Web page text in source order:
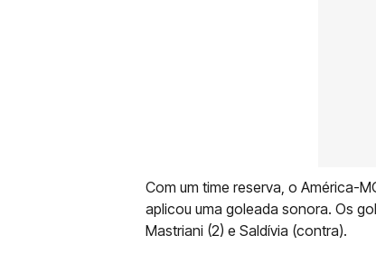
Com um time reserva, o América-
aplicou uma goleada sonora. Os
Mastriani (2) e Saldívia (contra).